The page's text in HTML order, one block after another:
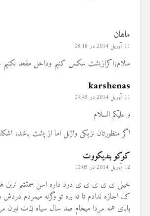
ماهان
11 آوریل 2014 در 08:18
سلام؛اكرازبشت سكس كنيم وداخل مقعد
karshenas
11 آوریل 2014 در 09:45
و علیکم السلام
اگر منظورتان نزیکی واژنل اما از پشت باشد،
کوکو بندیکووت
12 آوریل 2014 در 10:05
خیلی ی ی ی ی ی درد داره اسن سمتشم نرین
ک اجازه ندادم تا ته بره تو وگرنه میمردم دردش
بابای همه مردا میخام صد سال سیاه لذت نبرن